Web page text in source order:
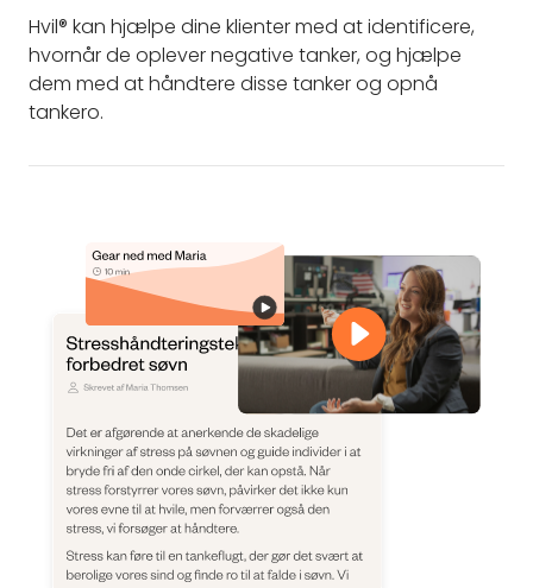
Hvil® kan hjælpe dine klienter med at identificere,
hvornår de oplever negative tanker, og hjælpe
dem med at håndtere disse tanker og opnå
tankero.